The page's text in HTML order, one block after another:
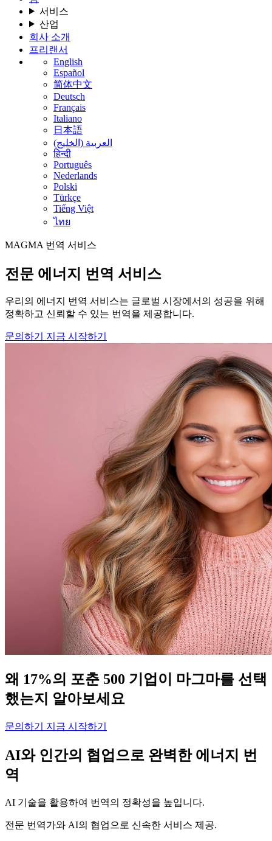
서비스
산업
회사 소개
프리랜서
English
Español
简体中文
Deutsch
Français
Italiano
日本語
العربية (الخليج)
हिन्दी
Português
Nederlands
Polski
Türkçe
Tiếng Việt
ไทย
MAGMA 번역 서비스
전문 에너지 번역 서비스
우리의 에너지 번역 서비스는 글로벌 시장에서의 성공을 위해
정확하고 신뢰할 수 있는 번역을 제공합니다.
문의하기 지금 시작하기
왜 17%의 포춘 500 기업이 마그마를 선택
했는지 알아보세요
문의하기 지금 시작하기
AI와 인간의 협업으로 완벽한 에너지 번
역
AI 기술을 활용하여 번역의 정확성을 높입니다.
전문 번역가와 AI의 협업으로 신속한 서비스 제공.